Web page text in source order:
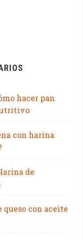
hacer pan
con harina
de
queso con aceite